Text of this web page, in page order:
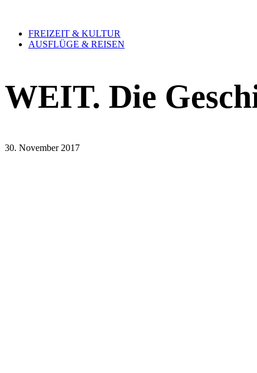
FREIZEIT & KULTUR
AUSFLÜGE & REISEN
WEIT. Die
30. November 2017